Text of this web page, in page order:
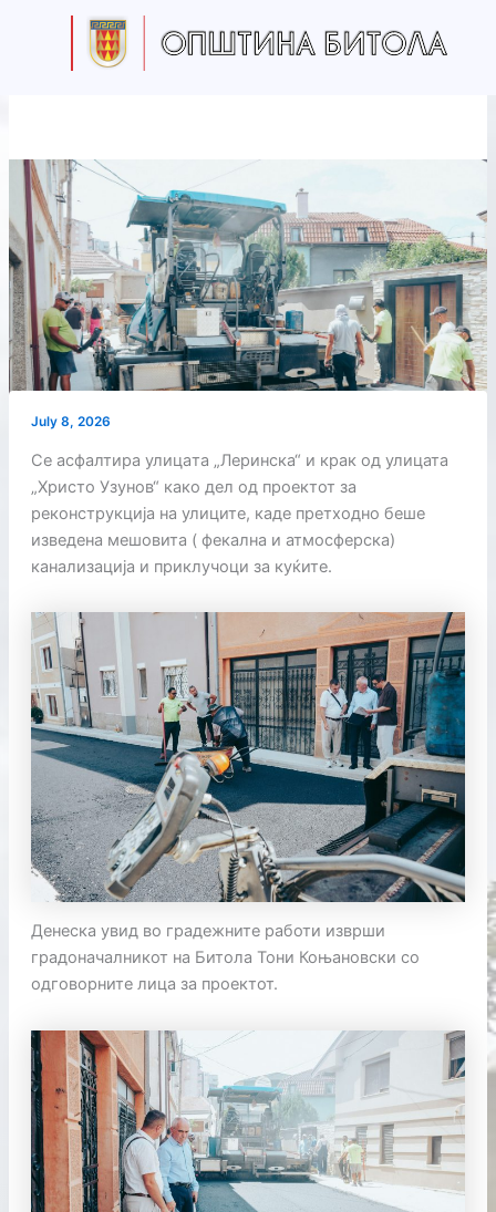
July 8, 2026
Се асфалтира улицaта „Леринска“ и крак од улицата
„Христо Узунов“ како дел од проектот за
реконструкција на улиците, каде претходно беше
изведена мешовита ( фекална и атмосферска)
канализација и приклучоци за куќите.
Денеска увид во градежните работи изврши
градоначалникот на Битола Тони Коњановски со
одговорните лица за проектот.